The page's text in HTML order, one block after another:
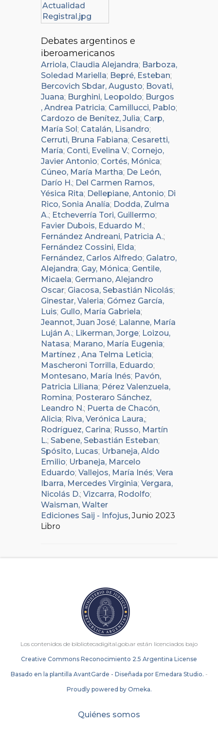
Debates argentinos e
iberoamericanos
Arriola, Claudia Alejandra; Barboza,
Soledad Mariella; Bepré, Esteban;
Bercovich Sbdar, Augusto; Bovati,
Juana; Burghini, Leopoldo; Burgos
, Andrea Patricia; Camillucci, Pablo;
Cardozo de Benítez, Julia; Carp,
María Sol ; Catalán, Lisandro;
Cerruti, Bruna Fabiana; Cesaretti,
María; Conti, Evelina V.; Cornejo,
Javier Antonio; Cortés, Mónica;
Cúneo, María Martha; De León,
Darío H.; Del Carmen Ramos,
Yésica Rita; Dellepiane, Antonio; Di
Rico, Sonia Analía; Dodda, Zulma
A.; Etcheverría Tori, Guillermo;
Favier Dubois, Eduardo M.;
Fernández Andreani, Patricia A.;
Fernández Cossini, Elda;
Fernández, Carlos Alfredo; Galatro,
Alejandra; Gay, Mónica; Gentile,
Micaela; Germano, Alejandro
Oscar; Giacosa, Sebastián Nicolás;
Ginestar, Valeria; Gómez García,
Luis; Gullo, María Gabriela;
Jeannot, Juan José; Lalanne, María
Luján A.; Likerman, Jorge; Loizou,
Natasa; Marano, María Eugenia;
Martínez , Ana Telma Leticia;
Mascheroni Torrilla, Eduardo;
Montesano, María Inés; Pavón,
Patricia Liliana; Pérez Valenzuela,
Romina; Posteraro Sánchez,
Leandro N.; Puerta de Chacón,
Alicia; Riva, Verónica Laura,;
Rodríguez, Carina; Russo, Martín
L.; Sabene, Sebastián Esteban;
Spósito, Lucas; Urbaneja, Aldo
Emilio; Urbaneja, Marcelo
Eduardo; Vallejos, María Inés; Vera
Ibarra, Mercedes Virginia; Vergara,
Nicolás D.; Vizcarra, Rodolfo;
Waisman, Walter
Ediciones Saij - Infojus, Junio 2023
Libro
Los contenidos de bibliotecadigital.gob.ar están licenciados bajo
Creative Commons Reconocimiento 2.5 Argentina License
Basado en la plantilla AvantGarde - Diseñada por Emedara Studio. -
Proudly powered by Omeka.
Quiénes somos